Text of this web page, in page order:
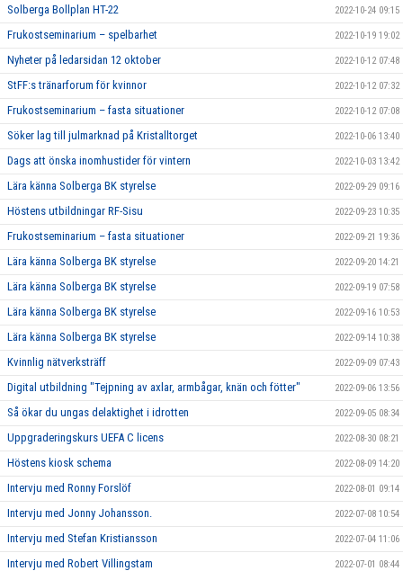
Solberga Bollplan HT-22 2022-10-24 09:15
Frukostseminarium – spelbarhet 2022-10-19 19:02
Nyheter på ledarsidan 12 oktober 2022-10-12 07:48
StFF:s tränarforum för kvinnor 2022-10-12 07:32
Frukostseminarium – fasta situationer 2022-10-12 07:08
Söker lag till julmarknad på Kristalltorget 2022-10-06 13:40
Dags att önska inomhustider för vintern 2022-10-03 13:42
Lära känna Solberga BK styrelse 2022-09-29 09:16
Höstens utbildningar RF-Sisu 2022-09-23 10:35
Frukostseminarium – fasta situationer 2022-09-21 19:36
Lära känna Solberga BK styrelse 2022-09-20 14:21
Lära känna Solberga BK styrelse 2022-09-19 07:58
Lära känna Solberga BK styrelse 2022-09-16 10:53
Lära känna Solberga BK styrelse 2022-09-14 10:38
Kvinnlig nätverksträff 2022-09-09 07:43
Digital utbildning "Tejpning av axlar, armbågar, knän och fötter" 2022-09-06 13:56
Så ökar du ungas delaktighet i idrotten 2022-09-05 08:34
Uppgraderingskurs UEFA C licens 2022-08-30 08:21
Höstens kiosk schema 2022-08-09 14:20
Intervju med Ronny Forslöf 2022-08-01 09:14
Intervju med Jonny Johansson. 2022-07-08 10:54
Intervju med Stefan Kristiansson 2022-07-04 11:06
Intervju med Robert Villingstam 2022-07-01 08:44